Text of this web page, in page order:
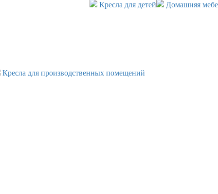
Домашняя
Кресла для детей
Кресла для производственных помещений